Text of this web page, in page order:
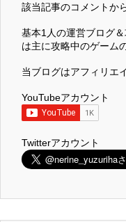
該当記事のコメントか
基本1人の運営ブログ
は主に攻略中のゲーム
当ブログはアフィリエ
YouTubeアカウント
Twitterアカウント